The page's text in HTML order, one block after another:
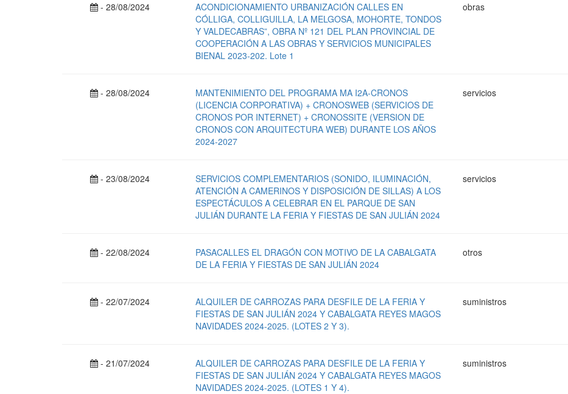
- 28/08/2024
ACONDICIONAMIENTO URBANIZACIÓN CALLES EN
CÓLLIGA, COLLIGUILLA, LA MELGOSA, MOHORTE, TONDOS
Y VALDECABRAS”, OBRA Nº 121 DEL PLAN PROVINCIAL DE
COOPERACIÓN A LAS OBRAS Y SERVICIOS MUNICIPALES
BIENAL 2023-202. Lote 1
obras
- 28/08/2024
MANTENIMIENTO DEL PROGRAMA MA I2A-CRONOS
(LICENCIA CORPORATIVA) + CRONOSWEB (SERVICIOS DE
CRONOS POR INTERNET) + CRONOSSITE (VERSION DE
CRONOS CON ARQUITECTURA WEB) DURANTE LOS AÑOS
2024-2027
servicios
- 23/08/2024
SERVICIOS COMPLEMENTARIOS (SONIDO, ILUMINACIÓN,
ATENCIÓN A CAMERINOS Y DISPOSICIÓN DE SILLAS) A LOS
ESPECTÁCULOS A CELEBRAR EN EL PARQUE DE SAN
JULIÁN DURANTE LA FERIA Y FIESTAS DE SAN JULIÁN 2024
servicios
- 22/08/2024
PASACALLES EL DRAGÓN CON MOTIVO DE LA CABALGATA
DE LA FERIA Y FIESTAS DE SAN JULIÁN 2024
otros
- 22/07/2024
ALQUILER DE CARROZAS PARA DESFILE DE LA FERIA Y
FIESTAS DE SAN JULIÁN 2024 Y CABALGATA REYES MAGOS
NAVIDADES 2024-2025. (LOTES 2 Y 3).
suministros
- 21/07/2024
ALQUILER DE CARROZAS PARA DESFILE DE LA FERIA Y
FIESTAS DE SAN JULIÁN 2024 Y CABALGATA REYES MAGOS
NAVIDADES 2024-2025. (LOTES 1 Y 4).
suministros